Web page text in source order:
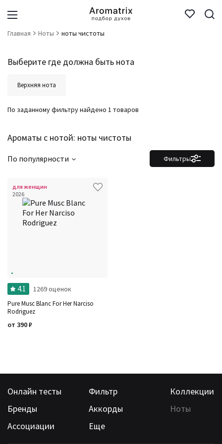
Главная Ноты ноты чистоты
Выберите где должна быть нота
Верхняя нота
Ароматы с нотой: ноты чистоты
По заданному фильтру найдено 1 товаров
Фильтры
По популярности
для женщин
2026
4.1 1269 оценок
Pure Musc Blanc For Her Narciso
Rodriguez
от 390₽
Онлайн тесты Фильтр
Коллекции
Бренды
Аккорды
Ноты
Ассоциации
Еще